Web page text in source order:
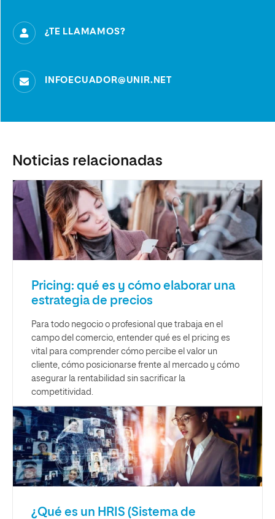
¿TE LLAMAMOS?
INFOECUADOR@UNIR.NET
Noticias relacionadas
Pricing: qué es y cómo elaborar una
estrategia de precios
Para todo negocio o profesional que trabaja en el
campo del comercio, entender qué es el pricing es
vital para comprender cómo percibe el valor un
cliente, cómo posicionarse frente al mercado y cómo
asegurar la rentabilidad sin sacrificar la
competitividad.
¿Qué es un HRIS (Sistema de